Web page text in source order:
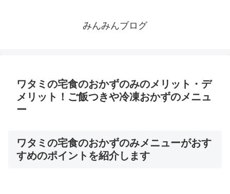
みんみんブログ
ワタミの宅食のおかずのみのメリット・デ
メリット！ご飯つきや冷凍おかずのメニュ
ー
ワタミの宅食のおかずのみメニューがおす
すめのポイントを紹介します